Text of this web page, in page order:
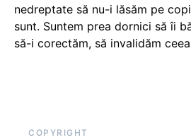
nedreptate să nu-i lăsăm pe
sunt. Suntem prea dornici să îi
să-i corectăm, să invalidăm
COPYRIGHT